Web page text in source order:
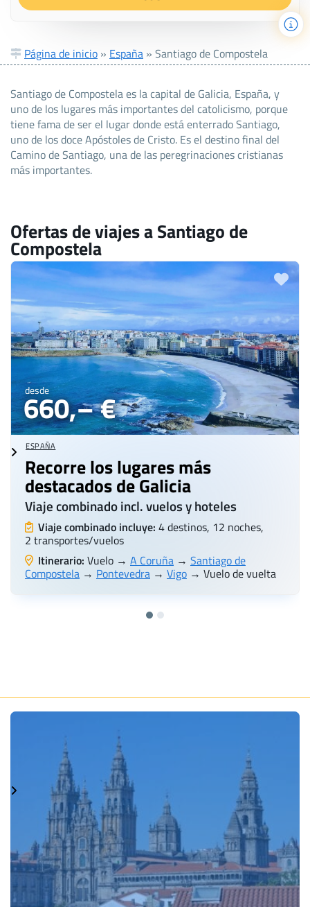
Página de inicio » España » Santiago de Compostela
Santiago de Compostela es la capital de Galicia, España, y
uno de los lugares más importantes del catolicismo, porque
tiene fama de ser el lugar donde está enterrado Santiago,
uno de los doce Apóstoles de Cristo. Es el destino final del
Camino de Santiago, una de las peregrinaciones cristianas
más importantes.
Ofertas de viajes a Santiago de
Compostela
desde
660,– €
ESPAÑA
Recorre los lugares más
destacados de Galicia
Viaje combinado incl. vuelos y hoteles
Viaje combinado incluye: 4 destinos, 12 noches,
2 transportes/vuelos
Itinerario: Vuelo → A Coruña → Santiago de
Compostela → Pontevedra → Vigo → Vuelo de vuelta